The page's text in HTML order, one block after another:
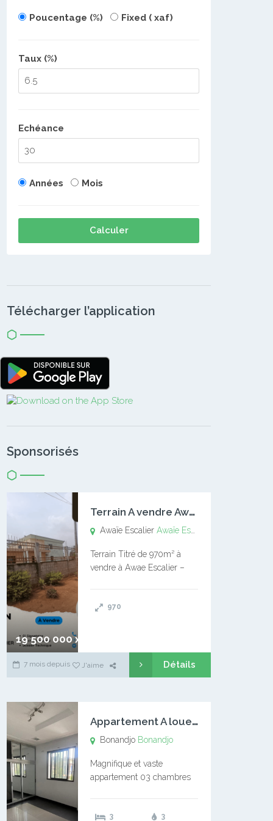
Poucentage (%) Fixed ( xaf)
Taux (%)
Echéance
Années Mois
Calculer
Télécharger l’application
Sponsorisés
19 500 000 xaf
T
errain A vendre Awaïe Escalier
Awaïe EscalierAwaïe Escalier
Terrain Titré de 970m² à
vendre à Awae Escalier –
l’Université Catholique –
970
7 mois depuis J'aime Détails
A
ppartement A louer Bonandjo
Bonandjo Bonandjo
Magnifique et vaste
appartement 03 chambres
douches 01 vaste salon 01
3
3